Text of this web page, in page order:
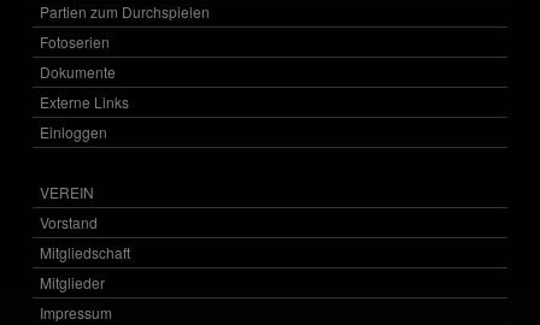
Partien zum Durchspielen
Fotoserien
Dokumente
Externe Links
Einloggen
VEREIN
Vorstand
Mitgliedschaft
Mitglieder
Impressum